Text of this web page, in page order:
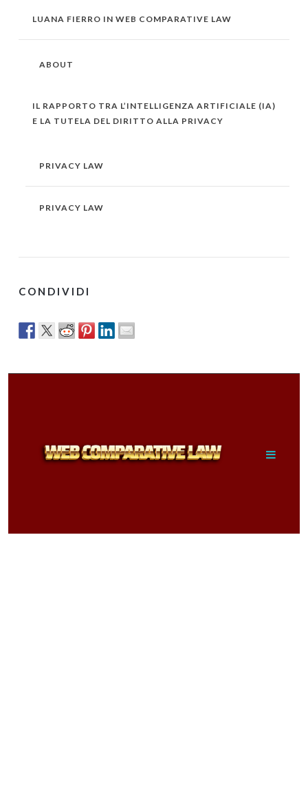
LUANA FIERRO IN WEB COMPARATIVE LAW
ABOUT
IL RAPPORTO TRA L’INTELLIGENZA ARTIFICIALE (IA)
E LA TUTELA DEL DIRITTO ALLA PRIVACY
PRIVACY LAW
PRIVACY LAW
CONDIVIDI